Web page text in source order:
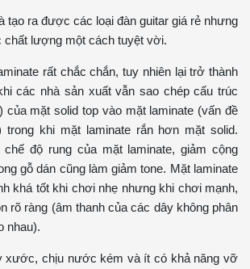
tạo ra được các loại đàn guitar giá rẻ nhưng
chất lượng một cách tuyệt vời.
rất chắc chắn, tuy nhiên lại trở thành
các nhà sản xuất vẫn sao chép cấu trúc
của mặt solid top vào mặt laminate (vấn đề
trong khi mặt laminate rắn hơn mặt solid.
độ rung của mặt laminate, giảm cộng
gỗ dán cũng làm giảm tone. Mặt laminate
khá tốt khi chơi nhẹ nhưng khi chơi mạnh,
rõ ràng (âm thanh của các dây không phân
nhau).
xước, chịu nước kém và ít có khả năng vỡ